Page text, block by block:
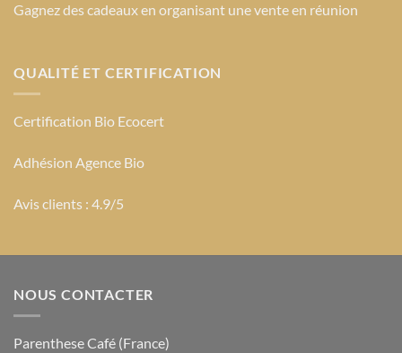
Gagnez des cadeaux en organisant une vente en réunion
QUALITÉ ET CERTIFICATION
Certification Bio Ecocert
Adhésion Agence Bio
Avis clients : 4.9/5
NOUS CONTACTER
Parenthese Café (France)